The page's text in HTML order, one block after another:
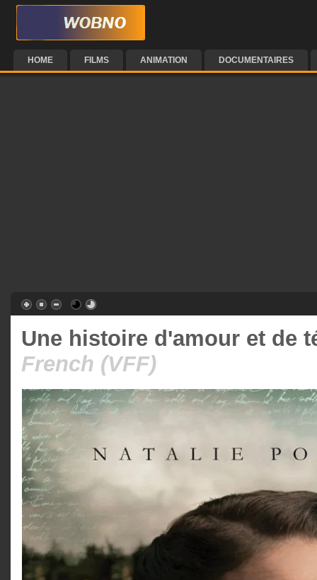
HOME FILMS ANIMATION DOCUMENTAIRES
Une histoire d'amour et de
French (VFF)